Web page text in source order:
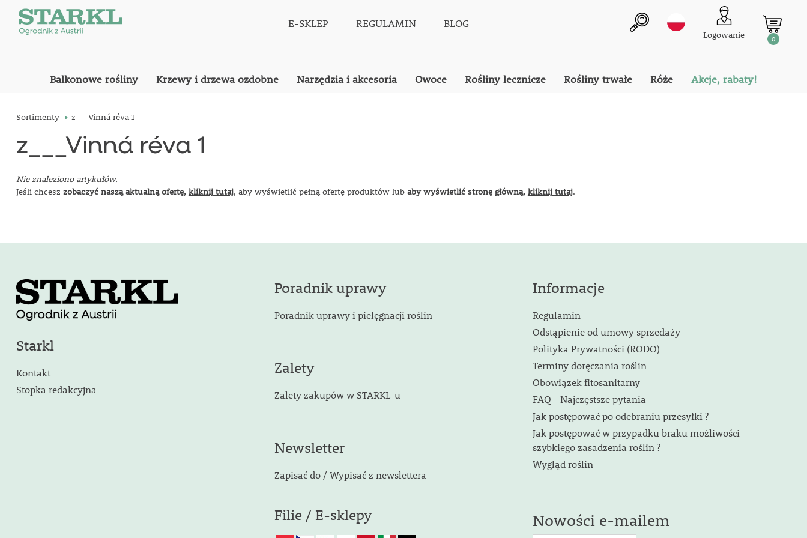
E-SKLEP REGULAMIN BLOG
Logowanie 0
Balkonowe rośliny Krzewy i drzewa ozdobne Narzędzia i akcesoria Owoce Rośliny lecznicze Rośliny trwałe Róże Akcje, rabaty!
Sortimenty z___Vinná réva 1
z___Vinná réva 1
Nie znaleziono artykułów.
Jeśli chcesz zobaczyć naszą aktualną ofertę, kliknij tutaj, aby wyświetlić pełną ofertę produktów lub aby wyświetlić stronę główną, kliknij tutaj.
Starkl
Kontakt
Stopka redakcyjna
Poradnik uprawy
Poradnik uprawy i pielęgnacji roślin
Zalety
Zalety zakupów w STARKL-u
Newsletter
Zapisać do / Wypisać z newslettera
Filie / E-sklepy
Informacje
Regulamin
Odstąpienie od umowy sprzedaży
Polityka Prywatności (RODO)
Terminy doręczania roślin
Obowiązek fitosanitarny
FAQ - Najczęstsze pytania
Jak postępować po odebraniu przesyłki ?
Jak postępować w przypadku braku możliwości
szybkiego zasadzenia roślin ?
Wygląd roślin
Nowości e-mailem